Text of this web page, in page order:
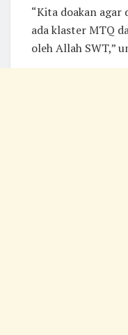
“Kita doakan agar
ada klaster MTQ
oleh Allah SWT,”